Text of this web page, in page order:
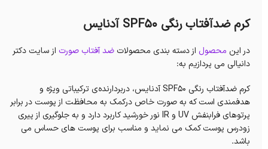
کرم ضدآفتاب رنگی SPF50 آدنایس
در این محصول از دسته بندی محصولات ضد آفتاب صورت از سایت دکتر
دانیالی می پردازیم به:
کرم ضدآفتاب رنگی SPF50 آدنایس، دربردارنده‌ی ترکیباتی ویژه و
هدفمندی است که به صورت خاص درکمک به محافظت از پوست در برابر
پرتوهای فرابنفش UV و IR نور خورشید کاربرد دارد و به جلوگیری از پیری
زودرس پوست کمک می نماید و مناسب برای پوست های حساس می
باشد.